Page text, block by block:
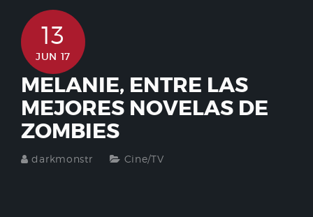
13
JUN 17
MELANIE, ENTRE LAS
MEJORES NOVELAS DE
ZOMBIES
darkmonstr Cine/TV